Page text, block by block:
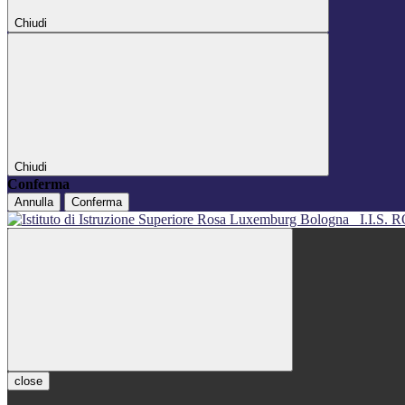
Chiudi
Chiudi
Conferma
Annulla Conferma
I.I.S.
close